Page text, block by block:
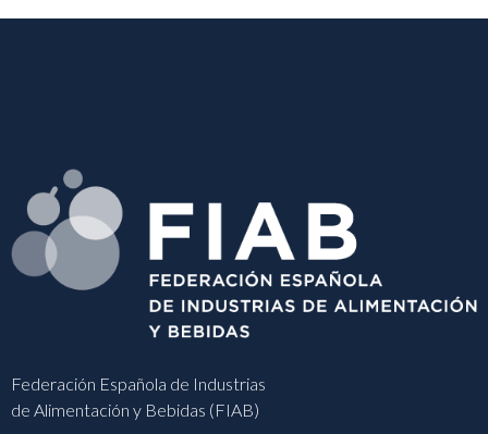
Federación Española de Industrias
de Alimentación y Bebidas (FIAB)